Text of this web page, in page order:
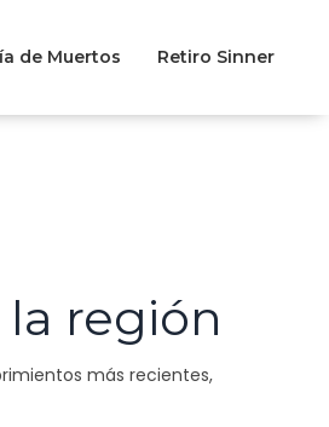
de Muertos Retiro Sinner
región
más recientes,